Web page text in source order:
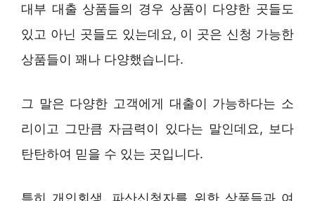
대부 대출 상품들의 경우 상품이 다양한 곳들도
있고 아닌 곳들도 있는데요, 이 곳은 신청 가능한
상품들이 꽤나 다양했습니다.
그 말은 다양한 고객에게 대출이 가능하다는 소
리이고 그만큼 자금력이 있다는 말인데요, 보다
탄탄하여 믿을 수 있는 곳입니다.
특히 개인회생, 파산신청자를 위한 상품들과 여